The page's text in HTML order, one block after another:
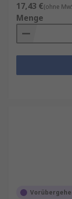
17,43 €(ohne
Menge